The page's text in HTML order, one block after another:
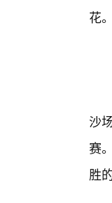
花。
沙
赛
胜